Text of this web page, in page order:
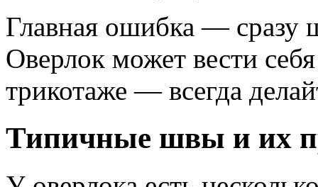
Главная ошибка — сразу
Оверлок может вести
трикотаже — всегда
Типичные швы и их